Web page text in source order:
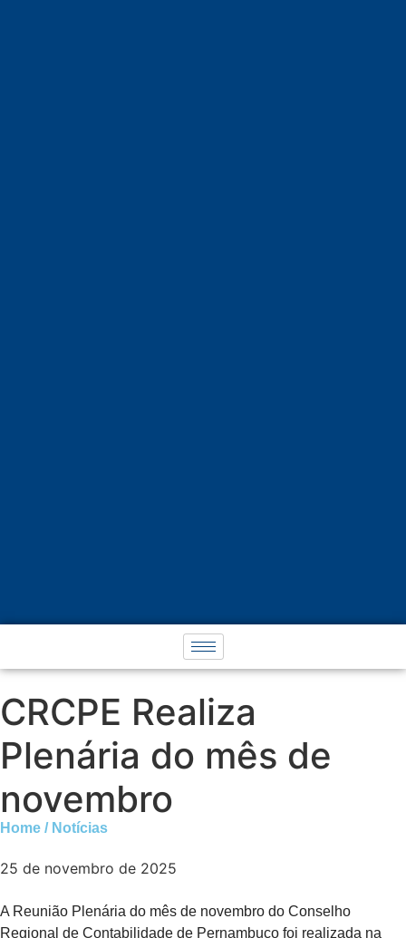
CRCPE Realiza
Plenária do mês de
novembro
Home / Notícias
25 de novembro de 2025
A Reunião Plenária do mês de novembro do Conselho
Regional de Contabilidade de Pernambuco foi realizada na